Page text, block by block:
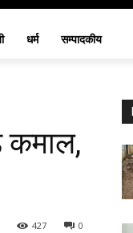
धर्म सम्पादकीय
कमाल,
0
427